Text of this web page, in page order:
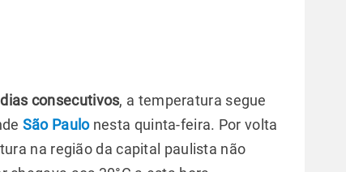
consecutivos, a temperatura segue
São Paulonesta quinta-feira. Por volta
na região da capital paulista não